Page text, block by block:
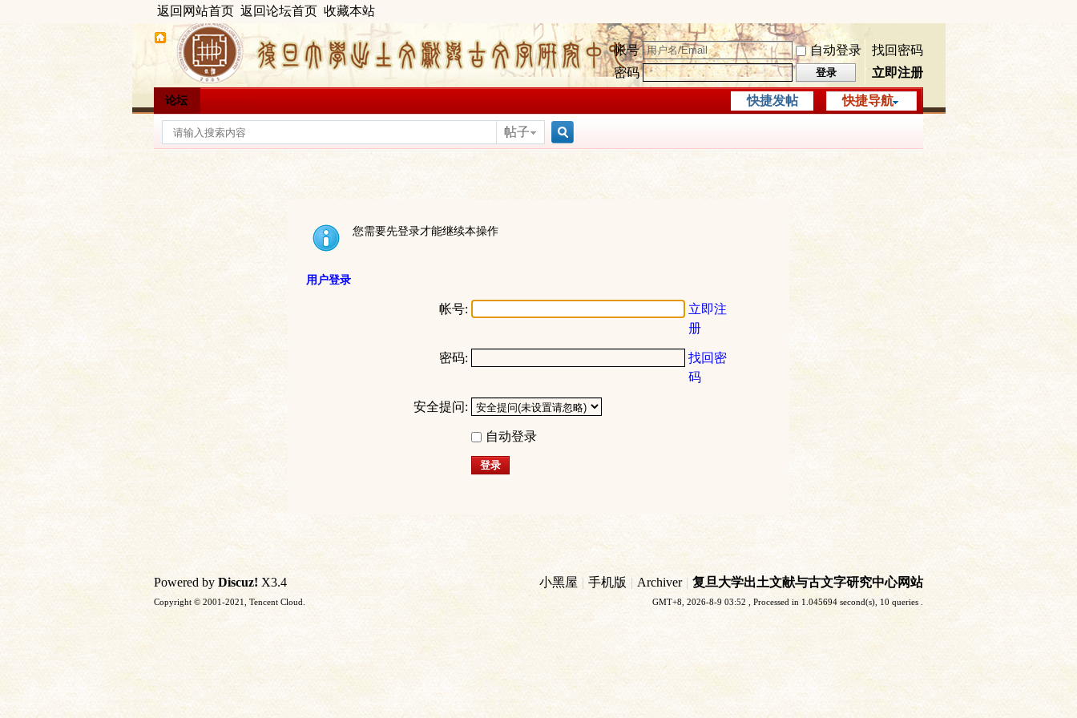
返回网站首页 返回论坛首页 收藏本站
帐号 自动登录
找回密码
密码
登录 立即注册
快捷导航
论坛 快捷发帖
帖子
您需要先登录才能继续本操作
用户登录
帐号:
立即注
册
密码:
找回密
码
安全提问:
自动登录
登录
小黑屋 | 手机版 | Archiver | 复旦大学出土文献与古文字研究中心网站
GMT+8, 2026-8-9 03:52 , Processed in 1.045694 second(s), 10 queries .
Powered by Discuz! X3.4
Copyright © 2001-2021, Tencent Cloud.